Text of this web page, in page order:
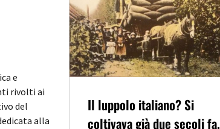
e
rivolti ai
del
alla
Il luppolo italiano? Si
coltivava già due secoli fa.